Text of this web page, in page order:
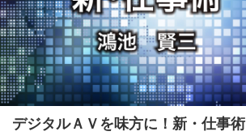
デジタルＡＶを味方に！新・仕事術